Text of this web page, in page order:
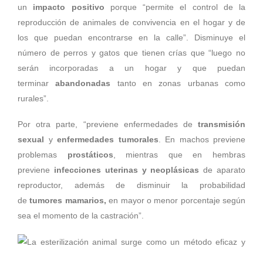
un impacto positivo porque “permite el control de la
reproducción de animales de convivencia en el hogar y de
los que puedan encontrarse en la calle”. Disminuye el
número de perros y gatos que tienen crías que “luego no
serán incorporadas a un hogar y que puedan
terminarabandonadas tanto en zonas urbanas como
rurales”.
Por otra parte, “previene enfermedades de transmisión
sexual yenfermedades tumorales. En machos previene
problemas prostáticos, mientras que en hembras
previene infecciones uterinas y neoplásicas de aparato
reproductor, además de disminuir la probabilidad
de tumores mamarios, en mayor o menor porcentaje según
sea el momento de la castración”.